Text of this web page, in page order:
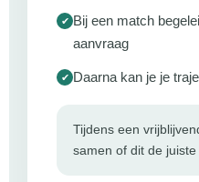
Bij een match
aanvraag
Daarna kan je je
Tijdens een
samen of dit de juiste